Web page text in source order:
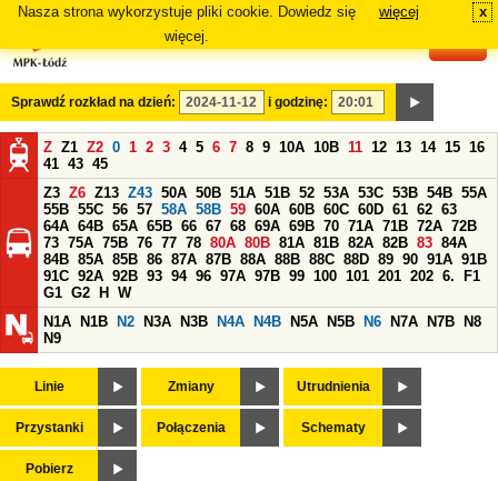
Nasza strona wykorzystuje pliki cookie. Dowiedz się
więcej.
więcej x
Sprawdź rozkład na dzień: i godzinę:
Z Z1 Z2 0 1 2 3 4 5 6 7 8 9 10A 10B 11 12 13 14 15 16
41 43 45
Z3 Z6 Z13 Z43 50A 50B 51A 51B 52 53A 53C 53B 54B 55A
55B 55C 56 57 58A 58B 59 60A 60B 60C 60D 61 62 63
64A 64B 65A 65B 66 67 68 69A 69B 70 71A 71B 72A 72B
73 75A 75B 76 77 78 80A 80B 81A 81B 82A 82B 83 84A
84B 85A 85B 86 87A 87B 88A 88B 88C 88D 89 90 91A 91B
91C 92A 92B 93 94 96 97A 97B 99 100 101 201 202 6.
F1
G1 G2 H
W
N1A
N1B N2 N3A N3B N4A N4B N5A N5B N6 N7A N7B
N8
N9
Linie Zmiany Utrudnienia
Przystanki Połączenia Schematy
Pobierz